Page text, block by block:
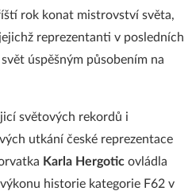
rok konat mistrovství světa,
reprezentanti v posledních
úspěšným působením na
světových rekordů i
utkání české reprezentace
Karla Hergotic ovládla
historie kategorie F62 v